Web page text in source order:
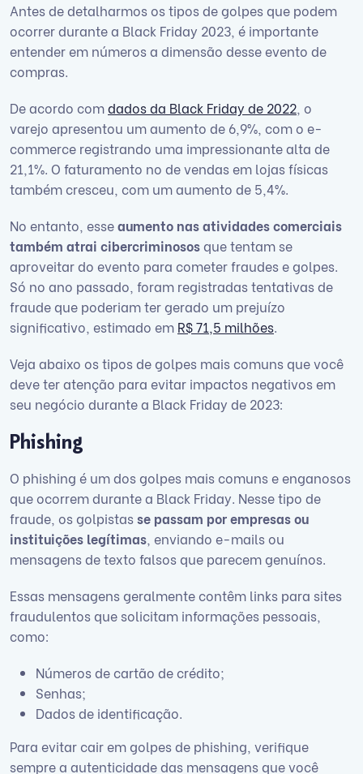
Antes de detalharmos os tipos de golpes que podem
ocorrer durante a Black Friday 2023, é importante
entender em números a dimensão desse evento de
compras.
De acordo comdados da Black Friday de 2022 , o
varejo apresentou um aumento de 6,9%, com o e-
commerce registrando uma impressionante alta de
21,1%. O faturamento no de vendas em lojas físicas
também cresceu, com um aumento de 5,4%.
No entanto, esseaumento nas atividades comerciais
também atrai cibercriminososque tentam se
aproveitar do evento para cometer fraudes e golpes.
Só no ano passado, foram registradas tentativas de
fraude que poderiam ter gerado um prejuízo
significativo, estimado em R$ 71,5 milhões.
Veja abaixo os tipos de golpes mais comuns que você
deve ter atenção para evitar impactos negativos em
seu negócio durante a Black Friday de 2023:
Phishing
O phishing é um dos golpes mais comuns e enganosos
que ocorrem durante a Black Friday. Nesse tipo de
fraude, os golpistasse passam por empresas ou
instituições legítimas , enviando e-mails ou
mensagens de texto falsos que parecem genuínos.
Essas mensagens geralmente contêm links para sites
fraudulentos que solicitam informações pessoais,
como:
Números de cartão de crédito;
Senhas;
Dados de identificação.
Para evitar cair em golpes de phishing, verifique
sempre a autenticidade das mensagens que você